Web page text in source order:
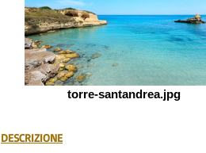
torre-santandrea.jpg
DESCRIZIONE